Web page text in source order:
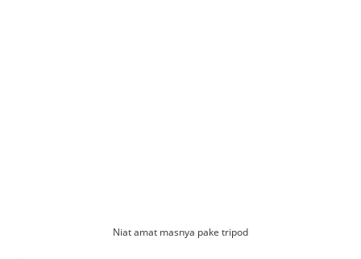
Niat amat masnya pake tripod